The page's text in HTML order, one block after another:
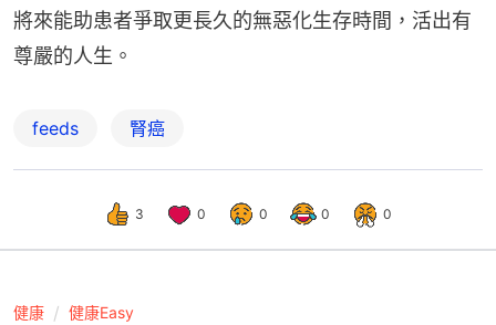
將來能助患者爭取更長久的無惡化生存時間，活出有
尊嚴的人生。
feeds 腎癌
3 0 0 0 0
健康 健康Easy